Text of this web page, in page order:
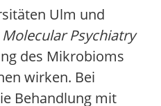
Ulm und
Molecular Psychiatry
des Mikrobioms
wirken. Bei
Behandlung mit